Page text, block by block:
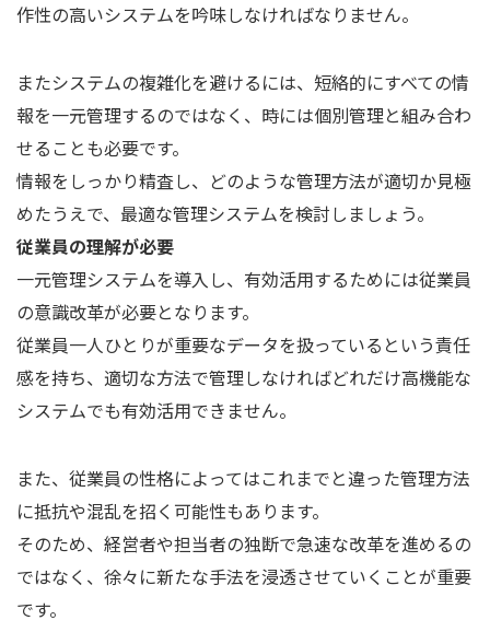
作性の高いシステムを吟味しなければなりません。
またシステムの複雑化を避けるには、短絡的にすべての情
報を一元管理するのではなく、時には個別管理と組み合わ
せることも必要です。
情報をしっかり精査し、どのような管理方法が適切か見極
めたうえで、最適な管理システムを検討しましょう。
従業員の理解が必要
一元管理システムを導入し、有効活用するためには従業員
の意識改革が必要となります。
従業員一人ひとりが重要なデータを扱っているという責任
感を持ち、適切な方法で管理しなければどれだけ高機能な
システムでも有効活用できません。
また、従業員の性格によってはこれまでと違った管理方法
に抵抗や混乱を招く可能性もあります。
そのため、経営者や担当者の独断で急速な改革を進めるの
ではなく、徐々に新たな手法を浸透させていくことが重要
です。